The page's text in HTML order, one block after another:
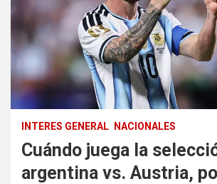
INTERES GENERAL NACIONALES
Cuándo juega la
argentina vs. Austria,